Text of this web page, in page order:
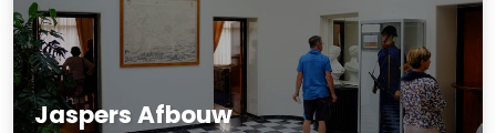
Jaspers Afbouw